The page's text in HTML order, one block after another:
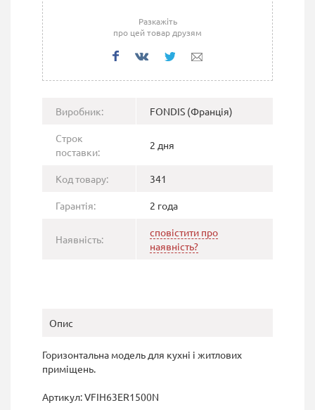
Разкажіть
про цей товар друзям
Виробник: FONDIS (Франція)
Строк
поставки:
2 дня
Код товару: 341
Гарантія: 2 года
Наявність:
сповістити про
наявність?
Опис
Горизонтальна модель для кухні і житлових
приміщень.
Артикул: VFIH63ER1500N